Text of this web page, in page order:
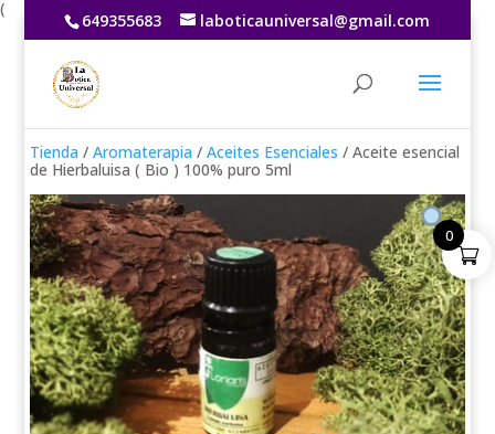
(
649355683 laboticauniversal@gmail.com
Tienda /Aromaterapia /Aceites Esenciales / Aceite esencial
de Hierbaluisa ( Bio ) 100% puro 5ml
0